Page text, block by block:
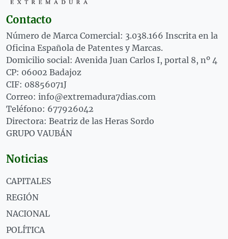
Contacto
Número de Marca Comercial: 3.038.166 Inscrita en la
Oficina Española de Patentes y Marcas.
Domicilio social: Avenida Juan Carlos I, portal 8, nº 4
CP: 06002 Badajoz
CIF: 08856071J
Correo: info@extremadura7dias.com
Teléfono: 677926042
Directora: Beatriz de las Heras Sordo
GRUPO VAUBÁN
Noticias
CAPITALES
REGIÓN
NACIONAL
POLÍTICA